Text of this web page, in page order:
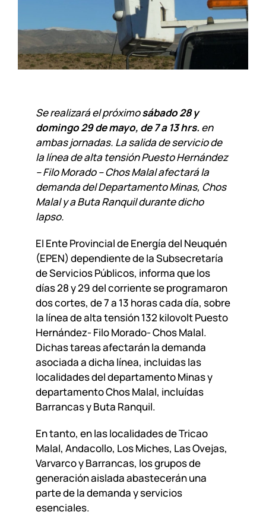
Se realizará el próximosábado 28 y
domingo 29 de mayo, de 7 a 13 hrs. en
ambas jornadas. La salida de servicio de
la línea de alta tensión Puesto Hernández
– Filo Morado – Chos Malal afectará la
demanda del Departamento Minas, Chos
Malal y a Buta Ranquil durante dicho
lapso.
El Ente Provincial de Energía del Neuquén
(EPEN) dependiente de la Subsecretaría
de Servicios Públicos, informa que los
días 28 y 29 del corriente se programaron
dos cortes, de 7 a 13 horas cada día, sobre
la línea de alta tensión 132 kilovolt Puesto
Hernández- Filo Morado- Chos Malal.
Dichas tareas afectarán la demanda
asociada a dicha línea, incluidas las
localidades del departamento Minas y
departamento Chos Malal, incluídas
Barrancas y Buta Ranquil.
En tanto, en las localidades de Tricao
Malal, Andacollo, Los Miches, Las Ovejas,
Varvarco y Barrancas, los grupos de
generación aislada abastecerán una
parte de la demanda y servicios
esenciales.